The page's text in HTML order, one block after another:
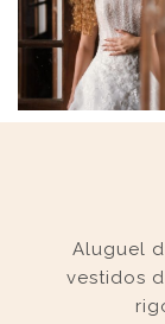
Aluguel
vestidos